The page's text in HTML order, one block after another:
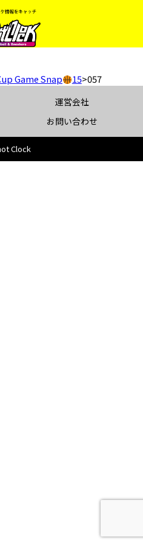
Game Snap 15>057
運営会社
お問い合わせ
Clock